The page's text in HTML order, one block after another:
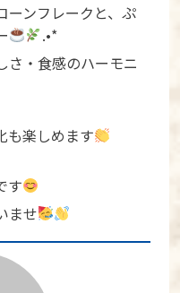
ーンフレークと、ぷ
.•*
さ・食感のハーモニ
も楽しめます
す
ませ